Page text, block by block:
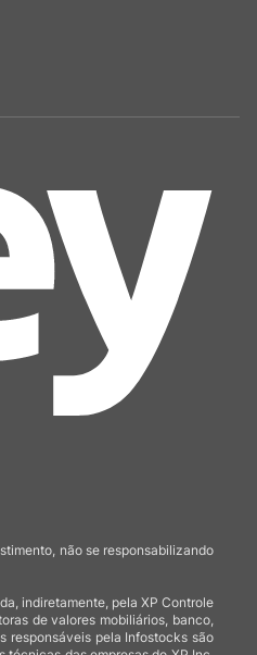
não se responsabilizando
indiretamente, pela XP Controle
de valores mobiliários, banco,
responsáveis pela Infostocks são